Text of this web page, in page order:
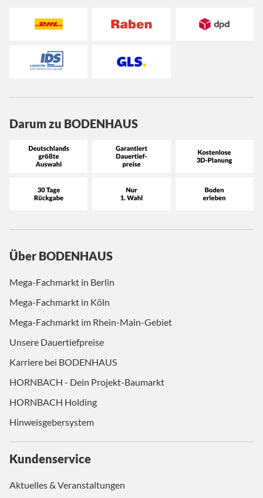
Darum zu BODENHAUS
Über BODENHAUS
Mega-Fachmarkt in Berlin
Mega-Fachmarkt in Köln
Mega-Fachmarkt im Rhein-Main-Gebiet
Unsere Dauertiefpreise
Karriere bei BODENHAUS
HORNBACH - Dein Projekt-Baumarkt
HORNBACH Holding
Hinweisgebersystem
Kundenservice
Aktuelles & Veranstaltungen